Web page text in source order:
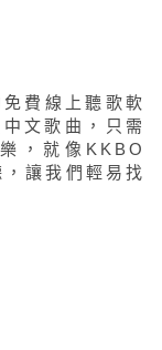
費線上聽歌軟
文歌曲，只需
，就像KKBO
讓我們輕易找